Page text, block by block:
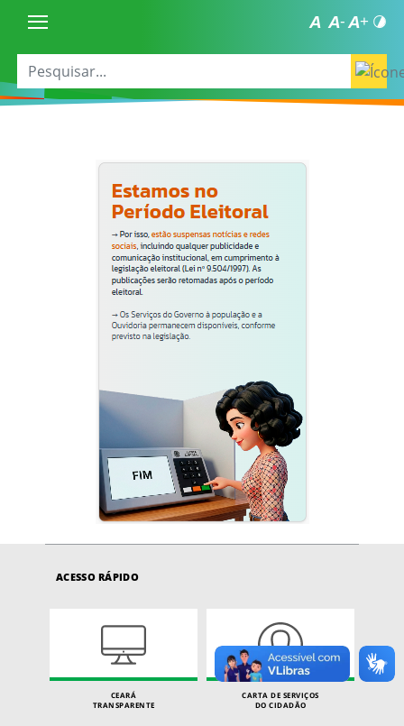
ACESSO RÁPIDO
CEARÁ
TRANSPARENTE
CARTA DE SERVIÇOS
DO CIDADÃO